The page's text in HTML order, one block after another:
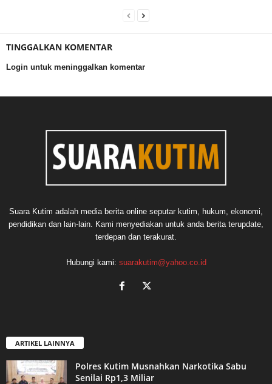
TINGGALKAN KOMENTAR
Login untuk meninggalkan komentar
Suara Kutim adalah media berita online seputar kutim, hukum, ekonomi,
pendidikan dan lain-lain. Kami menyediakan untuk anda berita terupdate,
terdepan dan terakurat.
Hubungi kami: suarakutim@yahoo.co.id
ARTIKEL LAINNYA
Polres Kutim Musnahkan Narkotika Sabu
Senilai Rp1,3 Miliar